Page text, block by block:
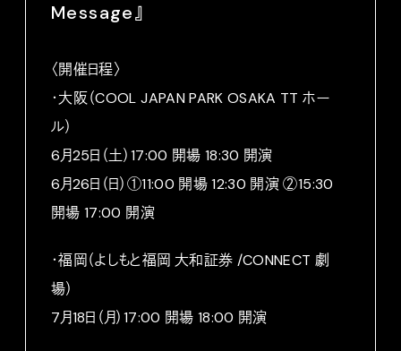
Message』
〈開催日程〉
・大阪（COOL JAPAN PARK OSAKA TT ホー
ル）
6月25日（土）17:00 開場 18:30 開演
6月26日（日）①11:00 開場 12:30 開演 ②15:30
開場 17:00 開演
・福岡（よしもと福岡 大和証券 /CONNECT 劇
場）
7月18日（月）17:00 開場 18:00 開演